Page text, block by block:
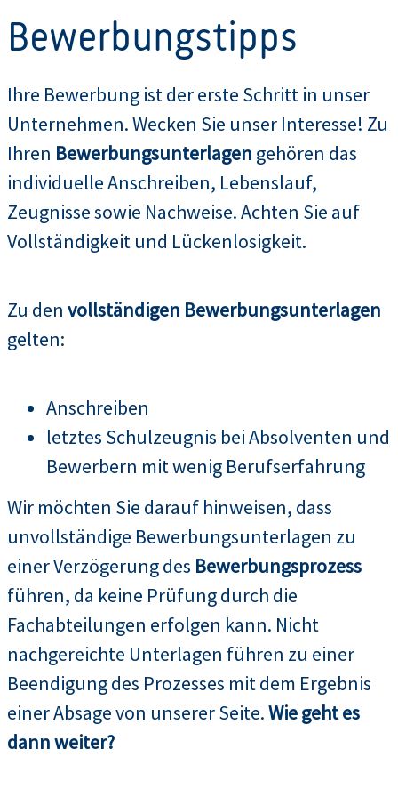
Bewerbungstipps
Ihre Bewerbung ist der erste Schritt in unser
Unternehmen. Wecken Sie unser Interesse! Zu
Ihren Bewerbungsunterlagen gehören das
individuelle Anschreiben, Lebenslauf,
Zeugnisse sowie Nachweise. Achten Sie auf
Vollständigkeit und Lückenlosigkeit.
Zu den vollständigen Bewerbungsunterlagen
gelten:
Anschreiben
letztes Schulzeugnis bei Absolventen und
Bewerbern mit wenig Berufserfahrung
Wir möchten Sie darauf hinweisen, dass
unvollständige Bewerbungsunterlagen zu
einer Verzögerung des Bewerbungsprozess
führen, da keine Prüfung durch die
Fachabteilungen erfolgen kann. Nicht
nachgereichte Unterlagen führen zu einer
Beendigung des Prozesses mit dem Ergebnis
einer Absage von unserer Seite.Wie geht es
dann weiter?